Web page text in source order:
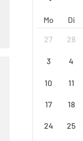
Mo Di
27
28
3 4
10 11
17 18
24 25